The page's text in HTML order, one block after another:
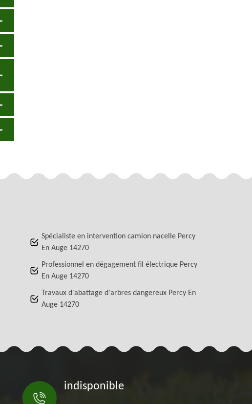
Spécialiste en intervention camion nacelle Percy
En Auge 14270
Professionnel en dégagement fil électrique Percy
En Auge 14270
Travaux d'abattage d'arbres dangereux Percy En
Auge 14270
indisponible